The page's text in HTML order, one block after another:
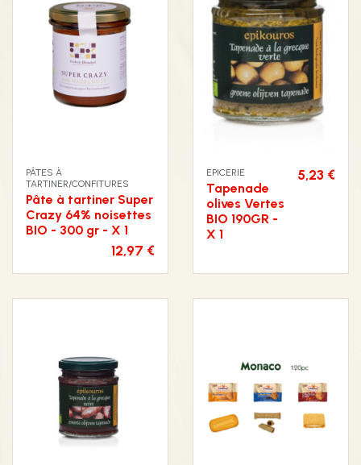
PÂTES À
TARTINER/CONFITURES
Pâte à tartiner Super
Crazy 64% noisettes
BIO - 300 gr - X 1
12,97 €
EPICERIE
Tapenade
olives Vertes
BIO 190GR -
X 1
5,23 €